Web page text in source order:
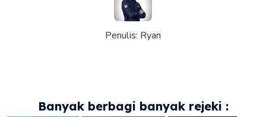
Penulis: Ryan
Banyak berbagi banyak rejeki :